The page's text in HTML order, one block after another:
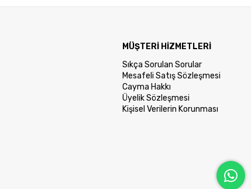
MÜŞTERİ HİZMETLERİ
Sıkça Sorulan Sorular
Mesafeli Satış Sözleşmesi
Cayma Hakkı
Üyelik Sözleşmesi
Kişisel Verilerin Korunması